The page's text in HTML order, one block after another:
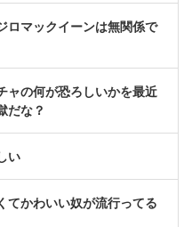
ロマックイーンは無関係で
ャの何が恐ろしいかを最近
だな？
い
てかわいい奴が流行ってる